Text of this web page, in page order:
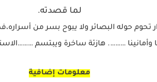
لما قصدته.
تحوم حوله البصائر ولا يبوح بسر من
وأمانينا ………. هازئة ساخرة ويبتسم
معلومات إضافية